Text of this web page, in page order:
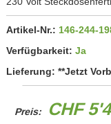
Artikel-Nr.: 146-244-
Verfügbarkeit: Ja
Lieferung: **Jetzt
Preis: CHF